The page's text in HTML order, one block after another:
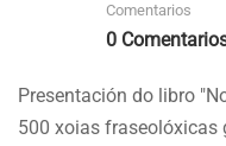
Comentarios
0
Presentación do libro
500 xoias fraseolóxicas